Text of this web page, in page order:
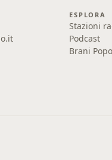
ESPLORA
Stazioni
Podcast
Brani